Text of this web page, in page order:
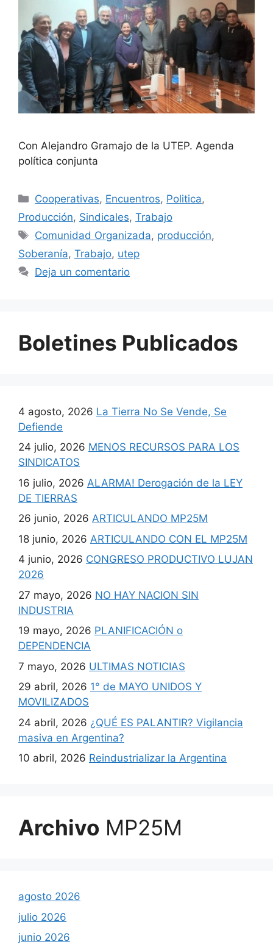
Con Alejandro Gramajo de la UTEP. Agenda
política conjunta
Cooperativas, Encuentros, Politica,
Producción, Sindicales, Trabajo
Comunidad Organizada, producción,
Soberanía, Trabajo, utep
Deja un comentario
Boletines Publicados
4 agosto, 2026 La Tierra No Se Vende, Se
Defiende
24 julio, 2026 MENOS RECURSOS PARA LOS
SINDICATOS
16 julio, 2026 ALARMA! Derogación de la LEY
DE TIERRAS
26 junio, 2026 ARTICULANDO MP25M
18 junio, 2026 ARTICULANDO CON EL MP25M
4 junio, 2026 CONGRESO PRODUCTIVO LUJAN
2026
27 mayo, 2026 NO HAY NACION SIN
INDUSTRIA
19 mayo, 2026 PLANIFICACIÓN o
DEPENDENCIA
7 mayo, 2026 ULTIMAS NOTICIAS
29 abril, 2026 1° de MAYO UNIDOS Y
MOVILIZADOS
24 abril, 2026 ¿QUÉ ES PALANTIR? Vigilancia
masiva en Argentina?
10 abril, 2026 Reindustrializar la Argentina
Archivo MP25M
agosto 2026
julio 2026
junio 2026